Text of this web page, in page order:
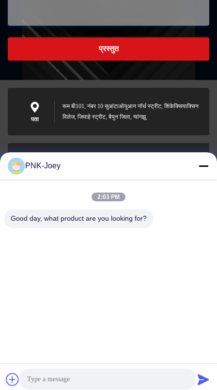
प्रस्तुत
पता
रूम बी101, नंबर 10 सुआंटाओयुआन नॉर्थ स्ट्रीट, शिंकेक्सियाक्सिन
विलेज, जियाहे स्ट्रीट, बैयुन जिला, ग्वांगझू
008613580404923
Guangzhou Xingchao Agriculture Machinery Co., Ltd.
PNK-Joey
2:03 PM
Good day, what product are you looking for?